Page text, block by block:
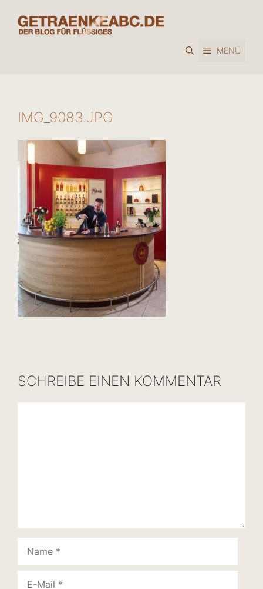
Inhalt
springen
MENÜ
IMG_9083.JPG
SCHREIBE EINEN KOMMENTAR